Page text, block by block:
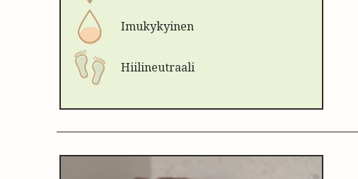
Imukykyinen
Hiilineutraali